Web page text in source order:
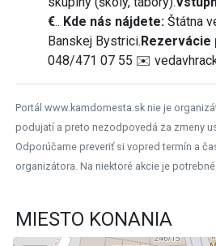
€.. Kde nás nájdete: Štátna
Banskej Bystrici. Rezervácie
048/471 07 55 ✉️
Portál www.kamdomesta.sk nie je
podujatí a preto nezodpovedá za zmeny
Odporúčame preveriť si vopred termín a
organizátora. Na niektoré akcie je
MIESTO KONANIA